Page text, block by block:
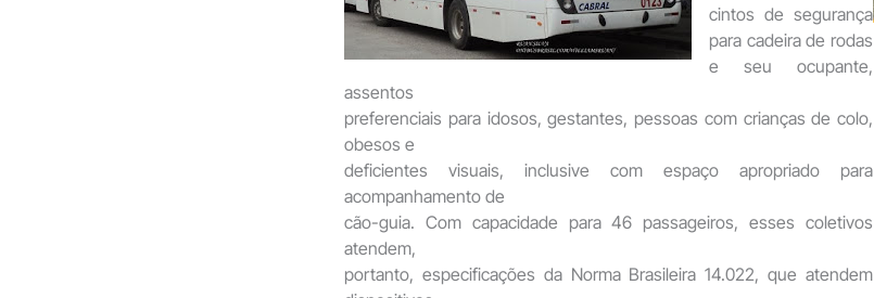
cintos de segurança
para cadeira de rodas
e seu ocupante,
assentos
preferenciais para idosos, gestantes, pessoas com crianças de colo,
obesos e
deficientes visuais, inclusive com espaço apropriado para
acompanhamento de
cão-guia. Com capacidade para 46 passageiros, esses coletivos
atendem,
portanto, especificações da Norma Brasileira 14.022, que atendem